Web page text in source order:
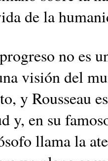
de la
no es
visión del
y Rousseau
y, en su
llama la